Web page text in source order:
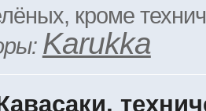
кроме
Karukka